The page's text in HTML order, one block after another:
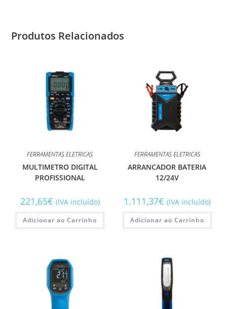
Produtos Relacionados
FERRAMENTAS ELETRICAS
MULTIMETRO DIGITAL
PROFISSIONAL
221,65€ (IVA incluído)
Adicionar ao Carrinho
FERRAMENTAS ELETRICAS
ARRANCADOR BATERIA
12/24V
1.111,37€ (IVA incluído)
Adicionar ao Carrinho